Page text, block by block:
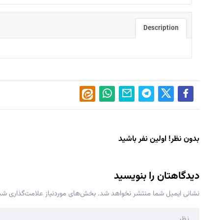
Description
بدون نظر! اولین نفر باشید
دیدگاهتان را بنویسید
نشانی ایمیل شما منتشر نخواهد شد. بخش‌های موردنیاز علامت‌گذاری